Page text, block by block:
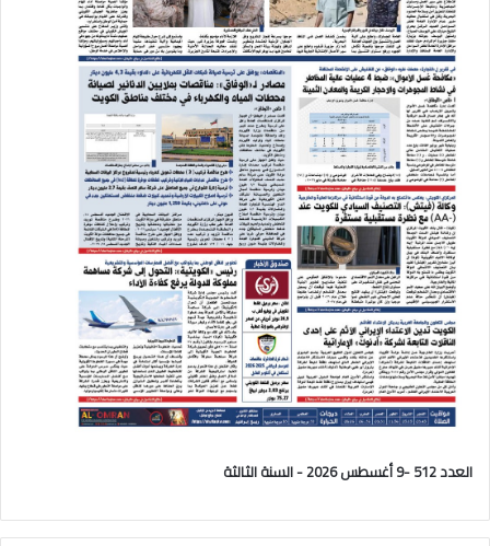
العدد 512 -9 أغسطس 2026 - السنة الثالثة